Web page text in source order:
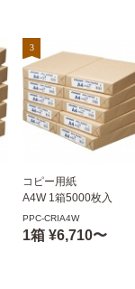
コピー用紙
A4W 1箱5000枚入
日本クリノス PPCペ
ー
インクジェットプリン
PPC-CRIA4W
1箱 ¥6,710〜